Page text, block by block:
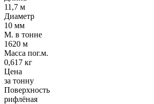
11,7 м
Диаметр
10 мм
М. в тонне
1620 м
Масса пог.м.
0,617 кг
Цена
за тонну
Поверхность
рифлёная